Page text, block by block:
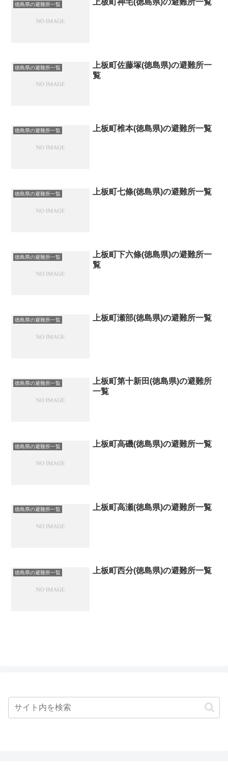
徳島県の避難所一覧 上板町神宅(徳島県)の避難所一覧
徳島県の避難所一覧
上板町佐藤塚(徳島県)の避難所一
覧
徳島県の避難所一覧 上板町椎本(徳島県)の避難所一覧
徳島県の避難所一覧 上板町七條(徳島県)の避難所一覧
徳島県の避難所一覧
上板町下六條(徳島県)の避難所一
覧
徳島県の避難所一覧 上板町瀬部(徳島県)の避難所一覧
徳島県の避難所一覧
上板町第十新田(徳島県)の避難所
一覧
徳島県の避難所一覧 上板町高磯(徳島県)の避難所一覧
徳島県の避難所一覧 上板町高瀬(徳島県)の避難所一覧
徳島県の避難所一覧 上板町西分(徳島県)の避難所一覧